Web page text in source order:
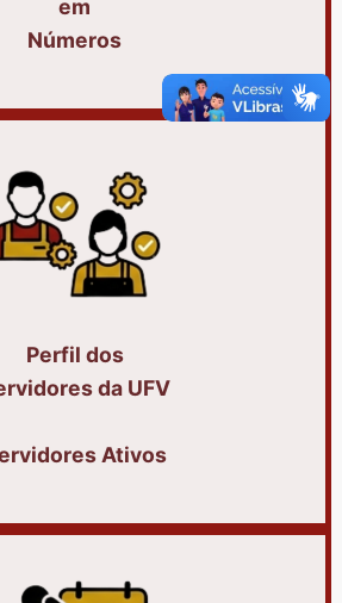
em
Números
Perfil dos
da UFV
Ativos